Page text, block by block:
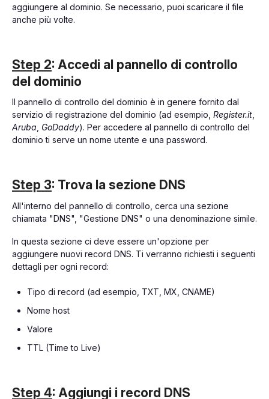
aggiungere al dominio. Se necessario, puoi scaricare il file
anche più volte.
Step 2: Accedi al pannello di controllo
del dominio
Il pannello di controllo del dominio è in genere fornito dal
servizio di registrazione del dominio (ad esempio, Register.it
Aruba GoDaddy). Per accedere al pannello di controllo del
dominio ti serve un nome utente e una password.
Step 3: Trova la sezione DNS
All'interno del pannello di controllo, cerca una sezione
chiamata "DNS", "Gestione DNS" o una denominazione simile.
In questa sezione ci deve essere un'opzione per
aggiungere nuovi record DNS. Ti verranno richiesti i seguenti
dettagli per ogni record:
Tipo di record (ad esempio, TXT, MX, CNAME)
Nome host
Valore
TTL (Time to Live)
Step 4: Aggiungi i record DNS